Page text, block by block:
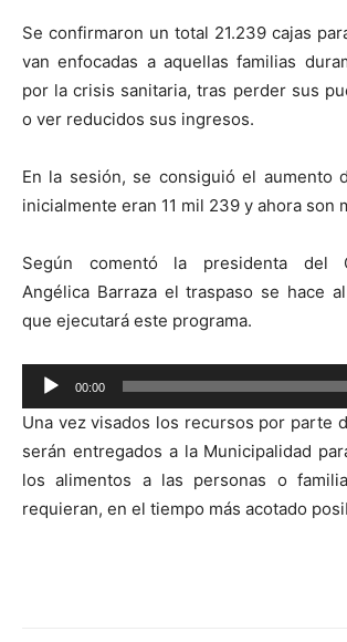
Se confirmaron un total 21.239 cajas
van enfocadas a aquellas familias
por la crisis sanitaria, tras perder sus
o ver reducidos sus ingresos.
En la sesión, se consiguió el aumento
inicialmente eran 11 mil 239 y ahora son
Según comentó la presidenta del
Angélica Barraza el traspaso se hace
que ejecutará este programa.
Reproductor
de
audio
00:00
Una vez visados los recursos por parte
serán entregados a la Municipalidad
los alimentos a las personas o
requieran, en el tiempo más acotado